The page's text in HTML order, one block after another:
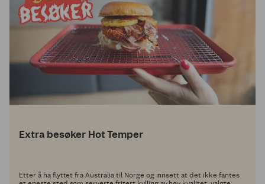
Extra besøker Hot Temper
Etter å ha flyttet fra Australia til Norge og innsett at det ikke fantes